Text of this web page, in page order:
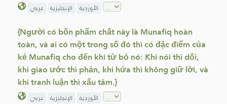
عربي الإنجليزية الأوردية
{Người có bốn phẩm chất này là Munafiq hoàn
toàn, và ai có một trong số đó thì có đặc điểm của
kẻ Munafiq cho đến khi từ bỏ nó: Khi nói thì dối,
khi giao ước thì phản, khi hứa thì không giữ lời, và
khi tranh luận thì xấu tâm.}
عربي الإنجليزية الأوردية